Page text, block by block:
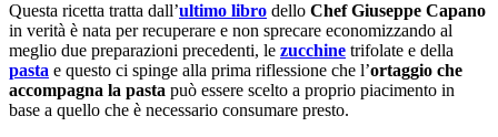
Questa ricetta tratta dall’ultimo libro dello Chef Giuseppe Capano
in verità è nata per recuperare e non sprecare economizzando al
meglio due preparazioni precedenti, le zucchine trifolate e della
pasta e questo ci spinge alla prima riflessione che l’ortaggio che
accompagna la pasta può essere scelto a proprio piacimento in
base a quello che è necessario consumare presto.